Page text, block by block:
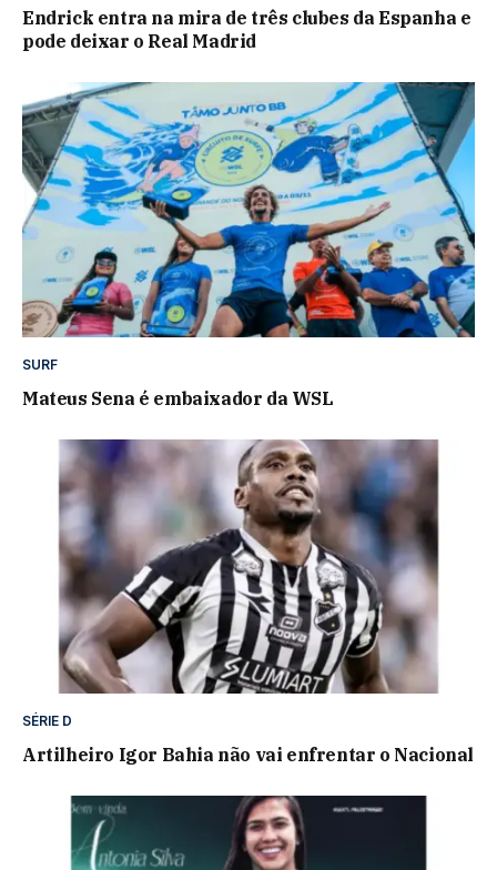
Endrick entra na mira de três clubes da Espanha e
pode deixar o Real Madrid
SURF
Mateus Sena é embaixador da WSL
SÉRIE D
Artilheiro Igor Bahia não vai enfrentar o Nacional